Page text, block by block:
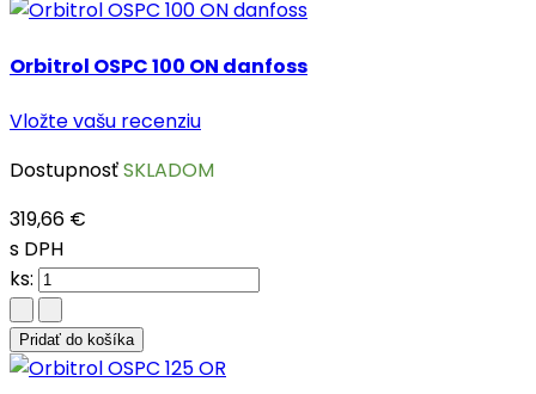
Orbitrol OSPC 100 ON danfoss
Vložte vašu recenziu
DostupnosťSKLADOM
319,66 €
s DPH
ks:
Pridať do košíka